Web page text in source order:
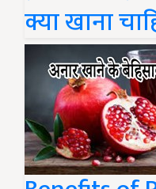
क्या खाना